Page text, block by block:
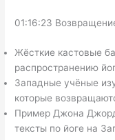
01:16:23
Жёсткие кастовые
распространению
Западные учёные
которые
Пример Джона
тексты по йоге на